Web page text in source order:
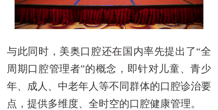
与此同时，美奥口腔还在国内率先提出了“全
周期口腔管理者”的概念，即针对儿童、青少
年、成人、中老年人等不同群体的口腔诊治要
点，提供多维度、全时空的口腔健康管理。